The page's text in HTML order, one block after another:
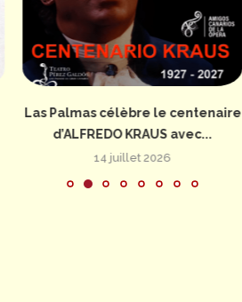
Las Palmas célèbre le centenaire
d’ALFREDO KRAUS avec...
14 juillet 2026